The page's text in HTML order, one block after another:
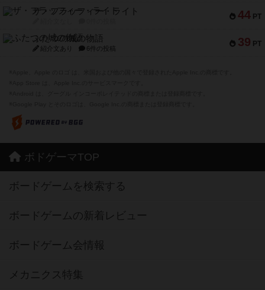
44 PT
ザ・フラッフィー・ライト
39 PT
ふたつの城の物語
紹介文あり 6件の投稿
ボドゲーマTOP
ボードゲームを検索する
ボードゲームの新着レビュー
ボードゲーム会情報
メカニクス特集